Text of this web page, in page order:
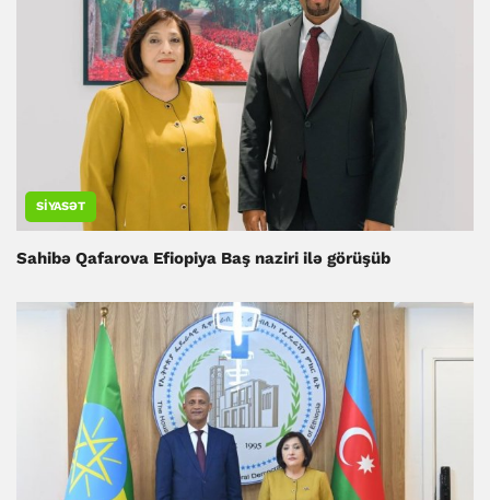
SIYASƏT
Sahibə Qafarova Efiopiya Baş naziri ilə görüşüb